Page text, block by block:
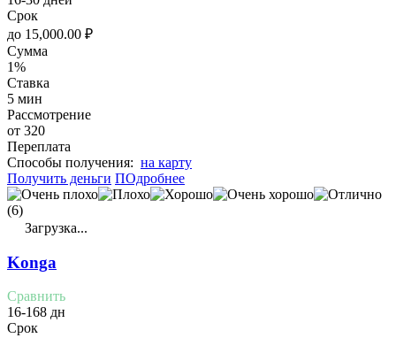
Срок
до 15,000.00 ₽
Сумма
1%
Ставка
5 мин
Рассмотрение
от 320
Переплата
Cпособы получения: на карту
Получить деньги ПОдробнее
(6)
Загрузка...
Konga
Сравнить
16-168 дн
Срок